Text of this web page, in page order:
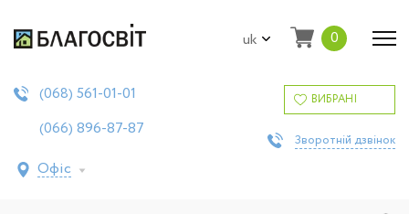
uk 0
(068) 561-01-01
(066) 896-87-87
Офіс
ВИБРАНІ
Зворотній дзвінок